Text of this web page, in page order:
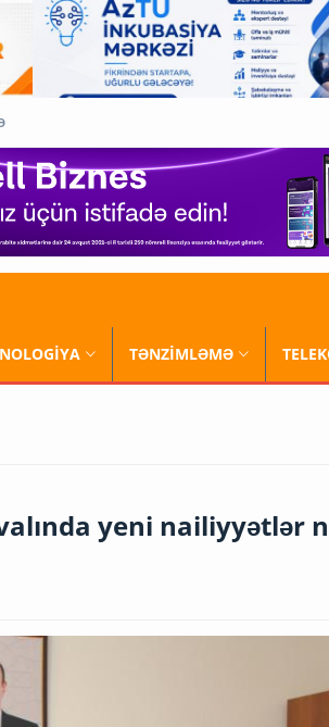
TƏNZİMLƏMƏ
yeni nailiyyətlər